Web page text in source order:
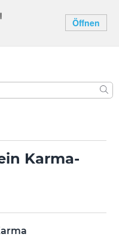
Öffnen
Karma-